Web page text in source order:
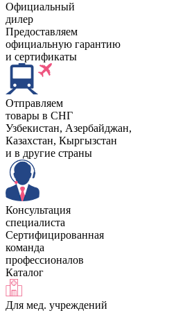
Официальный
дилер
Предоставляем
официальную гарантию
и сертификаты
Отправляем
товары в СНГ
Узбекистан, Aзербайджан,
Казахстан, Кыргызстан
и в другие страны
Консультация
специалиста
Сертифицированная
команда
профессионалов
Каталог
Для мед. учреждений